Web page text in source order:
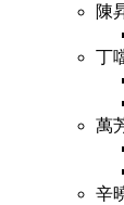
陳
丁
萬
辛